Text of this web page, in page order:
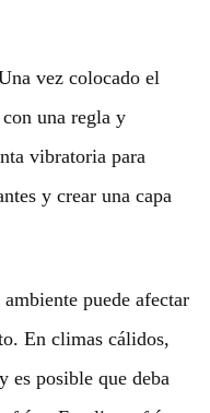
vez colocado el
una regla y
vibratoria para
y crear una capa
puede afectar
En climas cálidos,
es posible que deba